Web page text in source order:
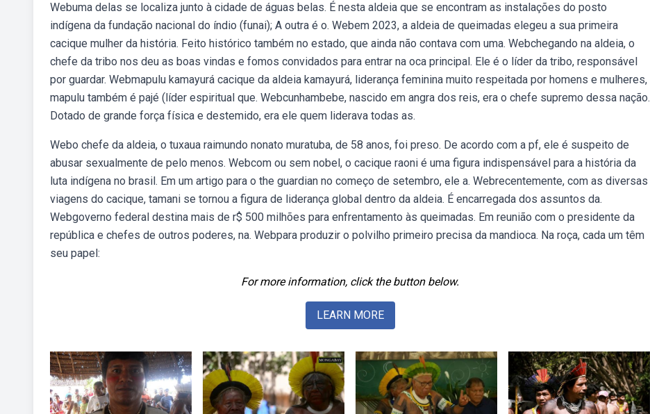
Webuma delas se localiza junto à cidade de águas belas. É nesta aldeia que se encontram as instalações do posto
indígena da fundação nacional do índio (funai); A outra é o. Webem 2023, a aldeia de queimadas elegeu a sua primeira
cacique mulher da história. Feito histórico também no estado, que ainda não contava com uma. Webchegando na aldeia, o
chefe da tribo nos deu as boas vindas e fomos convidados para entrar na oca principal. Ele é o líder da tribo, responsável
por guardar. Webmapulu kamayurá cacique da aldeia kamayurá, liderança feminina muito respeitada por homens e mulheres,
mapulu também é pajé (líder espiritual que. Webcunhambebe, nascido em angra dos reis, era o chefe supremo dessa nação.
Dotado de grande força física e destemido, era ele quem liderava todas as.
Webo chefe da aldeia, o tuxaua raimundo nonato muratuba, de 58 anos, foi preso. De acordo com a pf, ele é suspeito de
abusar sexualmente de pelo menos. Webcom ou sem nobel, o cacique raoni é uma figura indispensável para a história da
luta indígena no brasil. Em um artigo para o the guardian no começo de setembro, ele a. Webrecentemente, com as diversas
viagens do cacique, tamani se tornou a figura de liderança global dentro da aldeia. É encarregada dos assuntos da.
Webgoverno federal destina mais de r$ 500 milhões para enfrentamento às queimadas. Em reunião com o presidente da
república e chefes de outros poderes, na. Webpara produzir o polvilho primeiro precisa da mandioca. Na roça, cada um têm
seu papel:
For more information, click the button below.
LEARN MORE